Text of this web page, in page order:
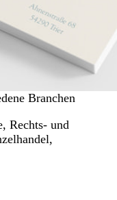
Branchen
Rechts- und